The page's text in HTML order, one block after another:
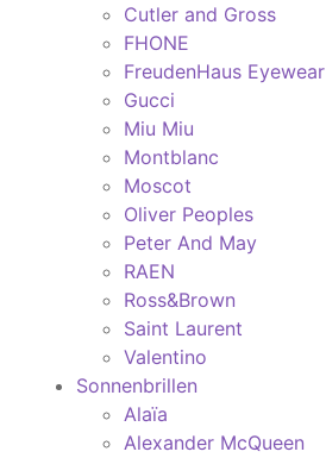
Cutler and Gross
FHONE
FreudenHaus Eyewear
Gucci
Miu Miu
Montblanc
Moscot
Oliver Peoples
Peter And May
RAEN
Ross&Brown
Saint Laurent
Valentino
Sonnenbrillen
Alaïa
Alexander McQueen